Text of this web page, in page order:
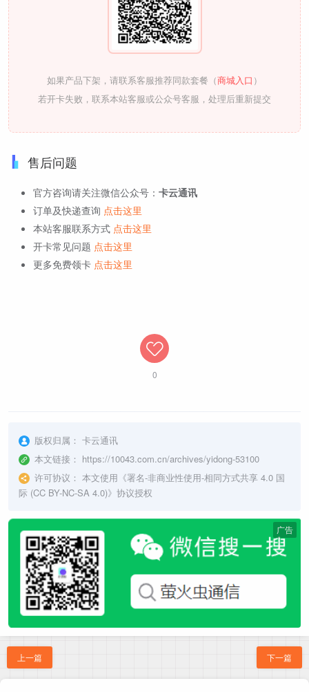
如果产品下架，请联系客服推荐同款套餐（商城入口 ）
若开卡失败，联系本站客服或公众号客服，处理后重新提交
售后问题
官方咨询请关注微信公众号： 卡云通讯
订单及快递查询 点击这里
本站客服联系方式 点击这里
开卡常见问题 点击这里
更多免费领卡 点击这里
0
版权归属： 卡云通讯
本文链接： https://10043.com.cn/archives/yidong-53100
许可协议： 本文使用《署名-非商业性使用-相同方式共享 4.0 国
际 (CC BY-NC-SA 4.0)》协议授权
广告
上一篇 下一篇